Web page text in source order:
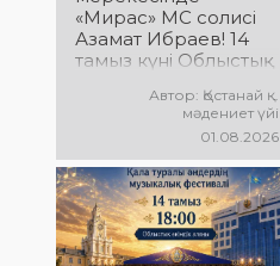
«Мирас» МС солисі
Азамат Ибраев! 14
тамыз күні Облыстық
Азамат Ибраевтың
бағдарламасы өтеді!
Сіздерді сүйікті
әндер, жарқын
орындау, қуатты
энергия мен
көтеріңкі мерекелік
Автор: Қостанай қ.
мәдениет үйі
01.08.2026